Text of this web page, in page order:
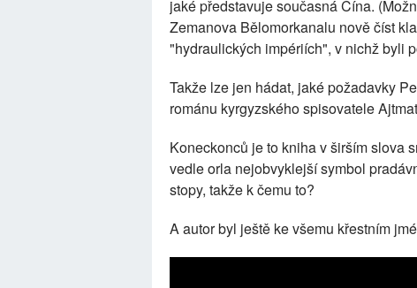
jaké představuje současná Čína.
Zemanova Bělomorkanalu nově číst
"hydraulických impériích", v nichž byli
Takže lze jen hádat, jaké požadavky
románu kyrgyzského spisovatele
Koneckonců je to kniha v širším slova
vedle orla nejobvyklejší symbol
stopy, takže k čemu to?
A autor byl ještě ke všemu křestním